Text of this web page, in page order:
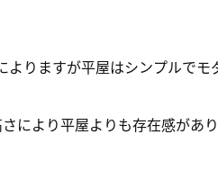
よりますが平屋はシンプルで
により平屋よりも存在感があ